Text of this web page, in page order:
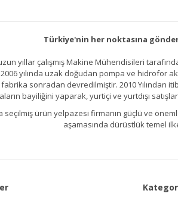
Türkiye'nin her noktasına
yıllar çalışmış Makine Mühendisileri
yılında uzak doğudan pompa ve hidrofor
sonradan devredilmiştir. 2010
bayiliğini yaparak, yurtiçi ve yurtdışı
seçilmiş ürün yelpazesi firmanın güçlü ve
aşamasında dürüstlük temel